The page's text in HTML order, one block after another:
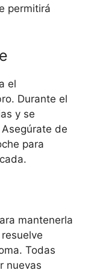
permitirá
el
Durante el
y se
de
para
mantenerla
Todas
nuevas